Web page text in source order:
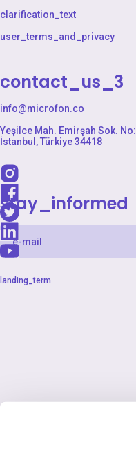
clarification_text
user_terms_and_privacy
contact_us_3
info@microfon.co
Yeşilce Mah. Emirşah Sok.
İstanbul, Türkiye 34418
stay_informed
landing_term